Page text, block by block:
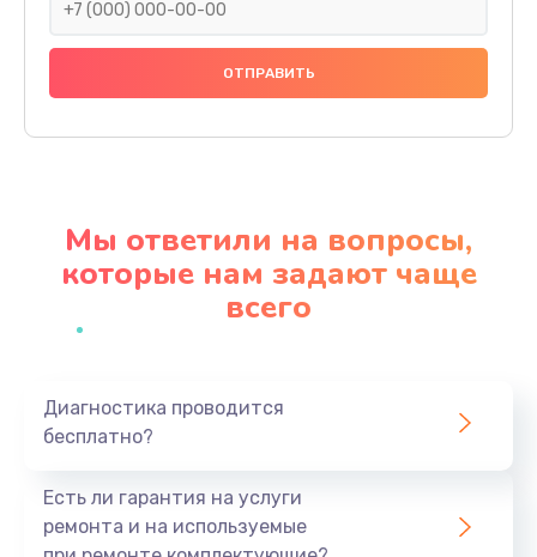
Мы ответили на вопросы,
которые нам задают чаще
всего
Диагностика проводится
бесплатно?
Есть ли гарантия на услуги
ремонта и на используемые